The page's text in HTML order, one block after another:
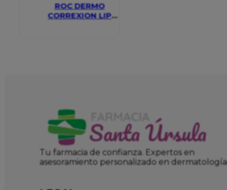
ROC DERMO
CORREXION LIP
Tu farmacia de confianza. Expertos en
asesoramiento personalizado en dermatología